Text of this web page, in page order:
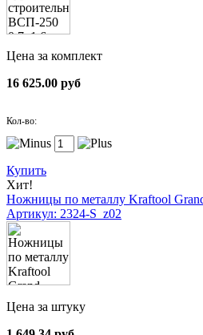
Цена за комплект
16 625.00 руб
Кол-во:
Купить
Хит!
Ножницы по металлу Kraftool
Артикул: 2324-S_z02
Цена за штуку